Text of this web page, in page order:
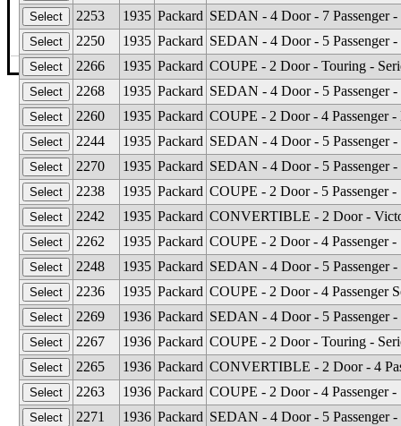
2253
1935 Packard SEDAN - 4 Door - 7 Passenger
2250
1935 Packard SEDAN - 4 Door - 5 Passenger
2266
1935 Packard COUPE - 2 Door - Touring -
2268
1935 Packard SEDAN - 4 Door - 5 Passenger
2260
1935 Packard COUPE - 2 Door - 4 Passenger -
2244
1935 Packard SEDAN - 4 Door - 5 Passenger
2270
1935 Packard SEDAN - 4 Door - 5 Passenger
2238
1935 Packard COUPE - 2 Door - 5 Passenger
2242
1935 Packard CONVERTIBLE - 2 Door -
2262
1935 Packard COUPE - 2 Door - 4 Passenger
2248
1935 Packard SEDAN - 4 Door - 5 Passenger
2236
1935 Packard COUPE - 2 Door - 4 Passenger
2269
1936 Packard SEDAN - 4 Door - 5 Passenger
2267
1936 Packard COUPE - 2 Door - Touring -
2265
1936 Packard CONVERTIBLE - 2 Door - 4
2263
1936 Packard COUPE - 2 Door - 4 Passenger
2271
1936 Packard SEDAN - 4 Door - 5 Passenger
©The Glass Man· 4512 Missouri Flat Rd·